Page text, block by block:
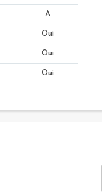
A
Oui
Oui
Oui